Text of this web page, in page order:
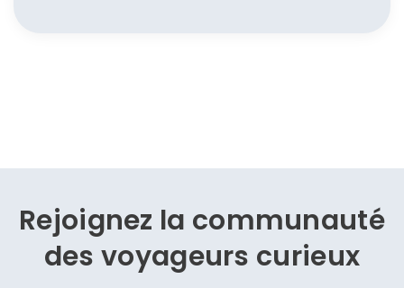
Rejoignez la communauté
desvoyageurs curieux